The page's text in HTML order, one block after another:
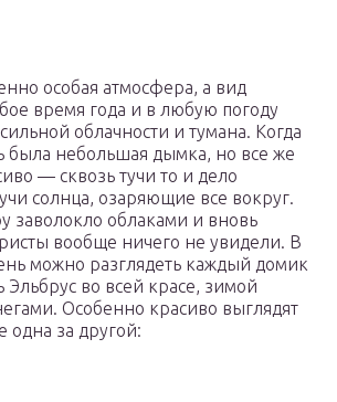
особая атмосфера, а вид
время года и в любую погоду
облачности и тумана. Когда
была небольшая дымка, но все же
— сквозь тучи то и дело
солнца, озаряющие все вокруг.
заволокло облаками и вновь
вообще ничего не увидели. В
можно разглядеть каждый домик
Эльбрус во всей красе, зимой
Особенно красиво выглядят
одна за другой: